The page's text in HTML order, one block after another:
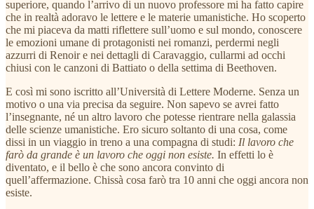
superiore, quando l’arrivo di un nuovo professore mi ha fatto capire
che in realtà adoravo le lettere e le materie umanistiche. Ho scoperto
che mi piaceva da matti riflettere sull’uomo e sul mondo, conoscere
le emozioni umane di protagonisti nei romanzi, perdermi negli
azzurri di Renoir e nei dettagli di Caravaggio, cullarmi ad occhi
chiusi con le canzoni di Battiato o della settima di Beethoven.
E così mi sono iscritto all’Università di Lettere Moderne. Senza un
motivo o una via precisa da seguire. Non sapevo se avrei fatto
l’insegnante, né un altro lavoro che potesse rientrare nella galassia
delle scienze umanistiche. Ero sicuro soltanto di una cosa, come
dissi in un viaggio in treno a una compagna di studi: Il lavoro che
farò da grande è un lavoro che oggi non esiste. In effetti lo è
diventato, e il bello è che sono ancora convinto di
quell’affermazione. Chissà cosa farò tra 10 anni che oggi ancora non
esiste.